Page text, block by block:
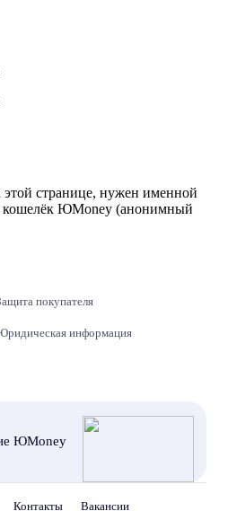
этой странице, нужен именной
ЮMoney (анонимный
покупателя
информация
ЮMoney
Контакты Вакансии